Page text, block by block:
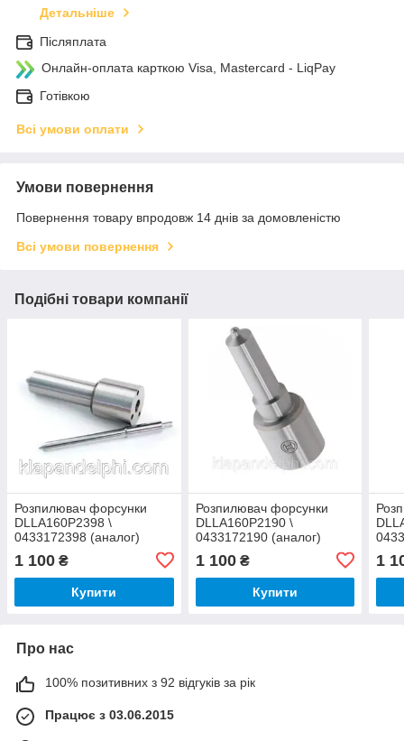
Детальніше
Післяплата
Онлайн-оплата карткою Visa, Mastercard - LiqPay
Готівкою
Всі умови оплати
Умови повернення
Повернення товару впродовж 14 днів за домовленістю
Всі умови повернення
Подібні товари компанії
Розпилювач форсунки
DLLA160P2398 \
0433172398 (аналог)
1 100 ₴
Купити
Розпилювач форсунки
DLLA160P2190 \
0433172190 (аналог)
1 100₴
Купити
1
Про нас
100% позитивних з 92 відгуків за рік
Працює з 03.06.2015